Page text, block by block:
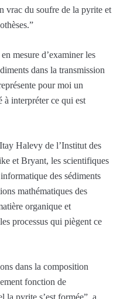
vrac du soufre de la pyrite et
mesure d’examiner les
dans la transmission
pour moi un
à interpréter ce qui est
Halevy de l’Institut des
et Bryant, les scientifiques
des sédiments
mathématiques des
organique et
processus qui piègent ce
dans la composition
fonction de
la pyrite s’est formée”, a